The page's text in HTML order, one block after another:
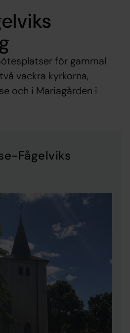
för gammal
vackra kyrkorna,
och i Mariagården i
Fågelviks